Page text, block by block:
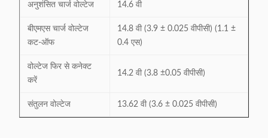
अनुशंसित चार्ज वोल्टेज 14.6 वी
बीएमएस चार्ज वोल्टेज
कट-ऑफ
14.8 वी (3.9 ± 0.025 वीपीसी) (1.1 ±
0.4 एस)
वोल्टेज फिर से कनेक्ट
करें
14.2 वी (3.8 ±0.05 वीपीसी)
संतुलन वोल्टेज 13.62 वी (3.6 ± 0.025 वीपीसी)